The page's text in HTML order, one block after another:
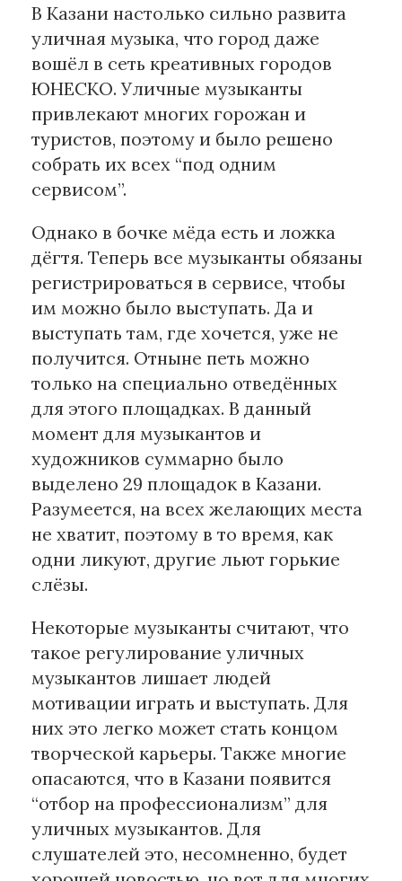
АКИ
Artists / Художники.РФ
n'RIS
Онлайн патент
Цифровой Сарафан
Смотрите нас в соцсетях и мессенджерах
В Казани настолько сильно развита
уличная музыка, что город даже
вошёл в сеть креативных городов
ЮНЕСКО. Уличные музыканты
привлекают многих горожан и
туристов, поэтому и было решено
собрать их всех “под одним
сервисом”.
Однако в бочке мёда есть и ложка
дёгтя. Теперь все музыканты обязаны
регистрироваться в сервисе, чтобы
им можно было выступать. Да и
выступать там, где хочется, уже не
получится. Отныне петь можно
только на специально отведённых
для этого площадках. В данный
момент для музыкантов и
художников суммарно было
выделено 29 площадок в Казани.
Разумеется, на всех желающих места
не хватит, поэтому в то время, как
одни ликуют, другие льют горькие
слёзы.
Некоторые музыканты считают, что
такое регулирование уличных
музыкантов лишает людей
мотивации играть и выступать. Для
них это легко может стать концом
творческой карьеры. Также многие
опасаются, что в Казани появится
“отбор на профессионализм” для
уличных музыкантов. Для
слушателей это, несомненно, будет